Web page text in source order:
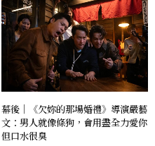
幕後｜《欠妳的那場婚禮》導演嚴藝
文：男人就像條狗，會用盡全力愛你
但口水很臭